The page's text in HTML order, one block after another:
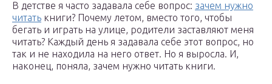
В детстве я часто задавала себе вопрос: зачем нужно
читать книги? Почему летом, вместо того, чтобы
бегать и играть на улице, родители заставляют меня
читать? Каждый день я задавала себе этот вопрос, но
так и не находила на него ответ. Но я выросла. И,
наконец, поняла, зачем нужно читать книги.